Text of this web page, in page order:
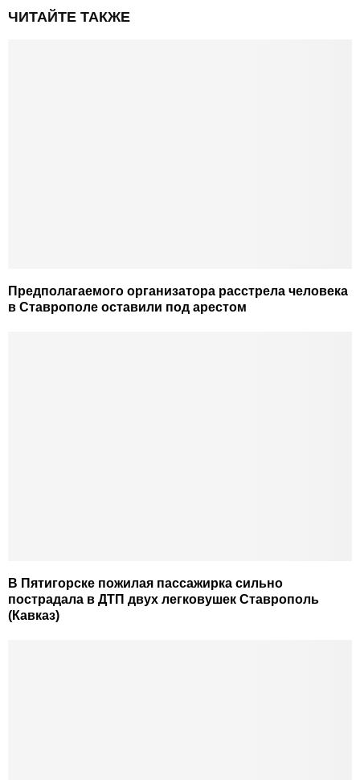
ЧИТАЙТЕ ТАКЖЕ
Предполагаемого организатора расстрела человека
в Ставрополе оставили под арестом
В Пятигорске пожилая пассажирка сильно
пострадала в ДТП двух легковушек Ставрополь
(Кавказ)